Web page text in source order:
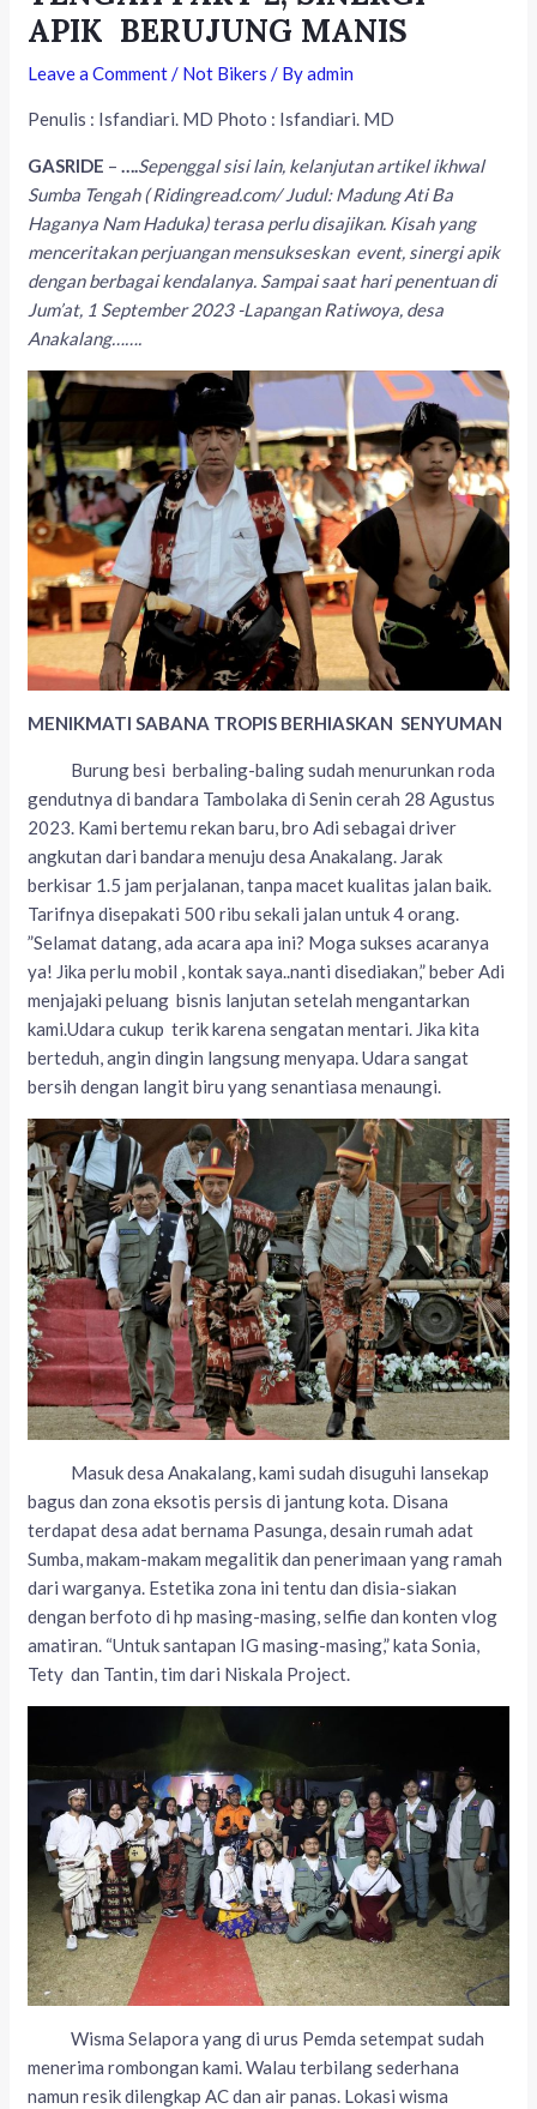
APIK BERUJUNG MANIS
Leave a Comment / Not Bikers / Byadmin
Penulis : Isfandiari. MD Photo : Isfandiari. MD
GASRIDE –
Sepenggal sisi lain, kelanjutan artikel ikhwal
Sumba Tengah ( Ridingread.com/ Judul: Madung Ati Ba
Haganya Nam Haduka) terasa perlu disajikan. Kisah yang
menceritakan perjuangan mensukseskan event, sinergi apik
dengan berbagai kendalanya. Sampai saat hari penentuan di
Jum’at, 1 September 2023 -Lapangan Ratiwoya, desa
Anakalang…….
MENIKMATI SABANA TROPIS BERHIASKAN SENYUMAN
Burung besi berbaling-baling sudah menurunkan roda
gendutnya di bandara Tambolaka di Senin cerah 28 Agustus
2023. Kami bertemu rekan baru, bro Adi sebagai driver
angkutan dari bandara menuju desa Anakalang. Jarak
berkisar 1.5 jam perjalanan, tanpa macet kualitas jalan baik.
Tarifnya disepakati 500 ribu sekali jalan untuk 4 orang.
”Selamat datang, ada acara apa ini? Moga sukses acaranya
ya! Jika perlu mobil , kontak saya..nanti disediakan,” beber Adi
menjajaki peluang bisnis lanjutan setelah mengantarkan
kami.Udara cukup terik karena sengatan mentari. Jika kita
berteduh, angin dingin langsung menyapa. Udara sangat
bersih dengan langit biru yang senantiasa menaungi.
Masuk desa Anakalang, kami sudah disuguhi lansekap
bagus dan zona eksotis persis di jantung kota. Disana
terdapat desa adat bernama Pasunga, desain rumah adat
Sumba, makam-makam megalitik dan penerimaan yang ramah
dari warganya. Estetika zona ini tentu dan disia-siakan
dengan berfoto di hp masing-masing, selfie dan konten vlog
amatiran. “Untuk santapan IG masing-masing,” kata Sonia,
Tety dan Tantin, tim dari Niskala Project.
Wisma Selapora yang di urus Pemda setempat sudah
menerima rombongan kami. Walau terbilang sederhana
namun resik dilengkap AC dan air panas. Lokasi wisma